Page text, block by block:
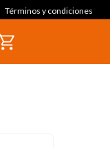
Términos y condiciones